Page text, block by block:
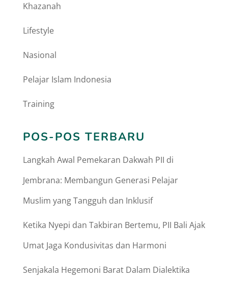
Khazanah
Lifestyle
Nasional
Pelajar Islam Indonesia
Training
POS-POS TERBARU
Langkah Awal Pemekaran Dakwah PII di
Jembrana: Membangun Generasi Pelajar
Muslim yang Tangguh dan Inklusif
Ketika Nyepi dan Takbiran Bertemu, PII Bali Ajak
Umat Jaga Kondusivitas dan Harmoni
Senjakala Hegemoni Barat Dalam Dialektika